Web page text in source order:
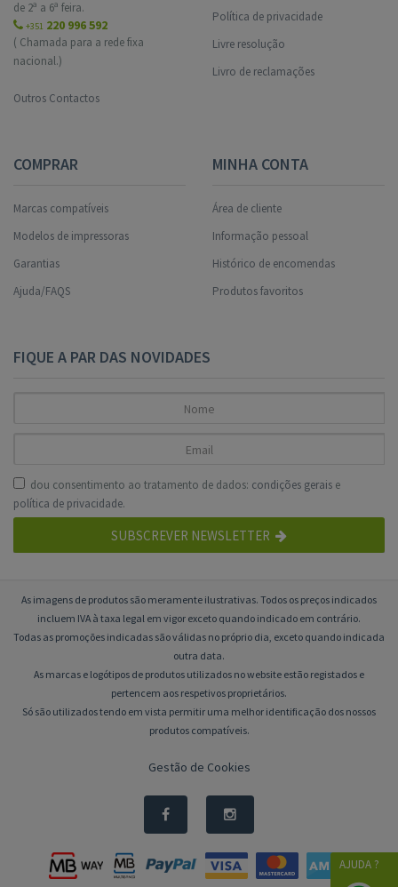
de 2ª a 6ª feira.
+351 220 996 592
( Chamada para a rede fixa
nacional.)
Outros Contactos
Política de privacidade
Livre resolução
Livro de reclamações
COMPRAR
Marcas compatíveis
Modelos de impressoras
Garantias
Ajuda/FAQS
MINHA CONTA
Área de cliente
Informação pessoal
Histórico de encomendas
Produtos favoritos
FIQUE A PAR DAS NOVIDADES
dou consentimento ao tratamento de dados: condições gerais e
política de privacidade.
SUBSCREVER NEWSLETTER
As imagens de produtos são meramente ilustrativas. Todos os preços indicados
incluem IVA à taxa legal em vigor exceto quando indicado em contrário.
Todas as promoções indicadas são válidas no próprio dia, exceto quando indicada
outra data.
As marcas e logótipos de produtos utilizados no website estão registados e
pertencem aos respetivos proprietários.
Só são utilizados tendo em vista permitir uma melhor identificação dos nossos
produtos compatíveis.
Gestão de Cookies
AJUDA ?